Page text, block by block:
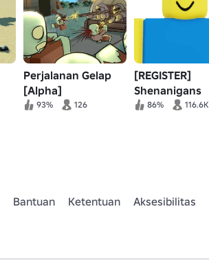
Perjalanan Gelap
[Alpha]
93% 126
[REGISTER]
Shenanigans
Jujutsu
86% 116.6K
Bantuan Ketentuan Aksesibilitas